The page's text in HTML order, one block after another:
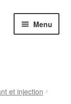
Menu
et injection